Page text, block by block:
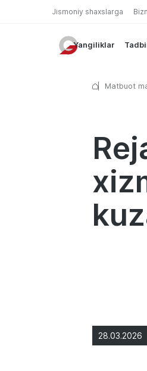
Jismoniy shaxslarga
Yangiliklar
Matbuot
28.03.2026